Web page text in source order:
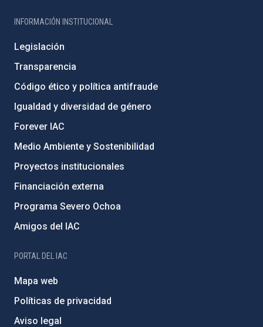
INFORMACIÓN INSTITUCIONAL
Legislación
Transparencia
Código ético y política antifraude
Igualdad y diversidad de género
Forever IAC
Medio Ambiente y Sostenibilidad
Proyectos institucionales
Financiación externa
Programa Severo Ochoa
Amigos del IAC
PORTAL DEL IAC
Mapa web
Políticas de privacidad
Aviso legal